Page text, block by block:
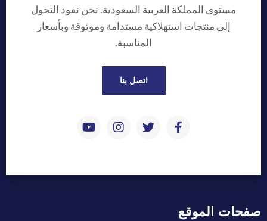
مستوى المملكة العربية السعودية. نحن نقود التحول
إلى منتجات استهلاكية مستدامة وموثوقة وبأسعار
المناسبة.
اتصل بنا
صفحات الموقع